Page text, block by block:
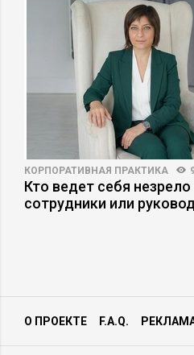
КОРПОРАТИВНАЯ ПРАКТИКА
Кто ведет себя незрело
сотрудники или
О ПРОЕКТЕ F.A.Q.